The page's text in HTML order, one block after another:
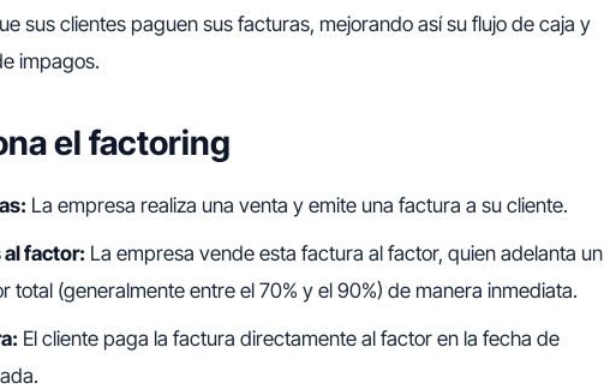
sus clientes paguen sus facturas, mejorando así su flujo de caja y
impagos.
el factoring
La empresa realiza una venta y emite una factura a su cliente.
factor: La empresa vende esta factura al factor, quien adelanta un
total (generalmente entre el 70% y el 90%) de manera inmediata.
El cliente paga la factura directamente al factor en la fecha de